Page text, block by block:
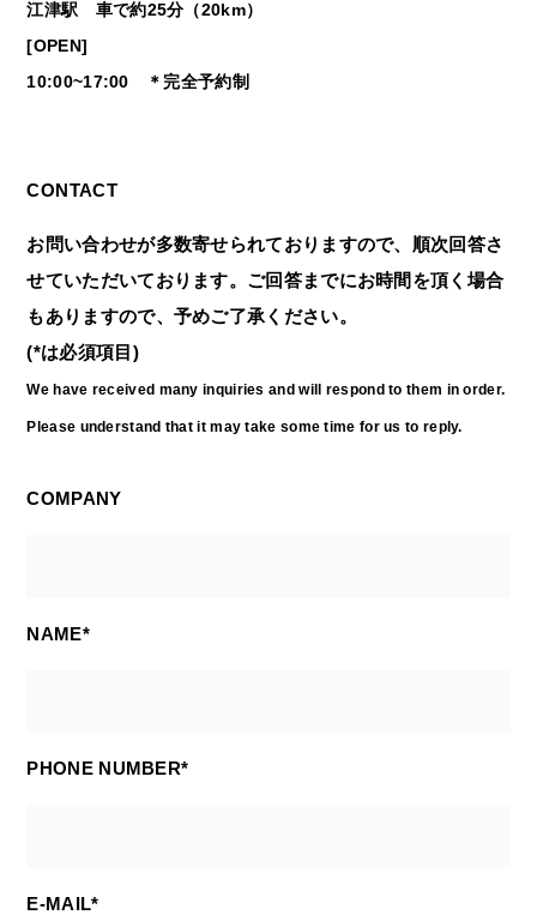
江津駅 車で約25分（20km）
[OPEN]
10:00~17:00 ＊完全予約制
CONTACT
お問い合わせが多数寄せられておりますので、順次回答さ
せていただいております。ご回答までにお時間を頂く場合
もありますので、予めご了承ください。
(*は必須項目)
We have received many inquiries and will respond to them in order.
Please understand that it may take some time for us to reply.
COMPANY
NAME*
PHONE NUMBER*
E-MAIL*